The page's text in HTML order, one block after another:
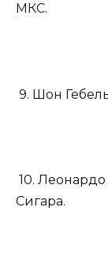
МКС.
9. Шон
10.
Сигара.